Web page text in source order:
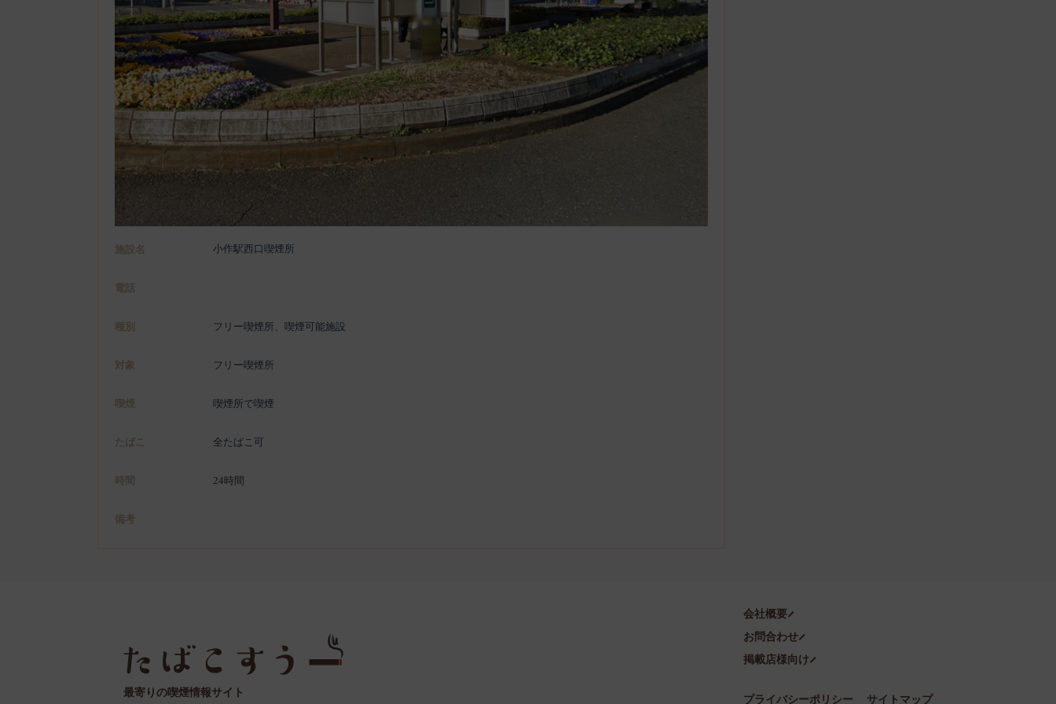
施設名 小作駅西口喫煙所
電話
種別 フリー喫煙所、喫煙可能施設
対象 フリー喫煙所
喫煙 喫煙所で喫煙
たばこ 全たばこ可
時間 24時間
備考
最寄りの喫煙情報サイト
会社概要
お問合わせ
掲載店様向け
プライバシーポリシー サイトマップ